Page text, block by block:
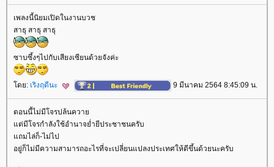
เพลงนี้นิยมเปิดในงานบวช
สาธุ สาธุ สาธุ
ซาบซึ้งๆไปกับเสียงเซียนด้วยจังค่ะ
ดย: เริงฤดีนะ 9 มีนาคม 2564 8:45:09 น.
ตอนนี้ไม่มีโจรปล้นควา
ต่มีโจรกำลังใช้อำนาจย่ำยีประชาชนครับ
ถมไล่ก็-ไม่ไป
อยู่ก็ไม่มีความสามารถอะไรที่จะเปลี่ยนแปลงประเทศให้ดีขึ้นด้วยนะครับ